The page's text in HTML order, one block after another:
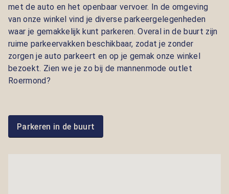
met de auto en het openbaar vervoer. In de omgeving
van onze winkel vind je diverse parkeergelegenheden
waar je gemakkelijk kunt parkeren. Overal in de buurt zijn
ruime parkeervakken beschikbaar, zodat je zonder
zorgen je auto parkeert en op je gemak onze winkel
bezoekt. Zien we je zo bij de mannenmode outlet
Roermond?
Parkeren in de buurt